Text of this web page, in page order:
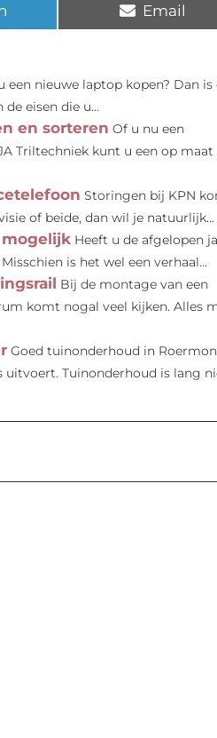
Email
een nieuwe laptop kopen? Dan is
eisen die u...
en sorteren Of u nu een
Triltechniek kunt u een op maat
Storingen bij KPN
of beide, dan wil je natuurlijk...
mogelijk Heeft u de afgelopen
is het wel een verhaal...
Bij de montage van een
komt nogal veel kijken. Alles
Goed tuinonderhoud in
uitvoert. Tuinonderhoud is lang